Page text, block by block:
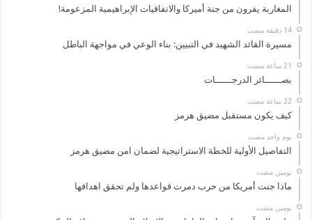
المغاربة يفرون من جنة أميركا والاتفاقيات الإبراهيمية المزعومة!
‏14 دقيقة مضت
مسيرة القائد الشهيد في التبيين: بناء الوعي في مواجهة الباطل
بصــــــائر الدرجــــــات
كيف يكون مستقبل مضيق هرمز
‏يوم واحد مضت
التفاصيل الأولية للخطة الاستراتيجية لضمان امن مضيق هرمز
‏يومين مضت
ماذا جنت أمريكا من حرب دمرت قواعدها ولم تحقق اهدافها
‏يومين مضت